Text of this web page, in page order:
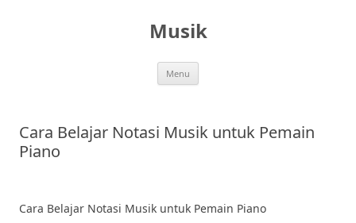
Musik
Menu
Cara Belajar Notasi Musik untuk Pemain
Piano
Cara Belajar Notasi Musik untuk Pemain Piano